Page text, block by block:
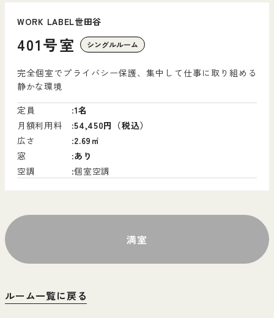
WORK LABEL世田谷
401号室 シングルルーム
完全個室でプライバシー保護、集中して仕事に取り組める
静かな環境
定員
1名
月額利用料
54,450円（税込）
広さ
2.69㎡
窓
あり
空調
個室空調
満室
ルーム一覧に戻る